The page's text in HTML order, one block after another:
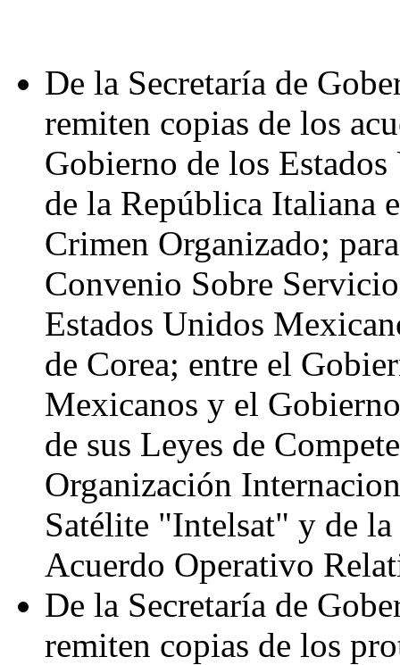
De la Secretaría de
remiten copias de los
Gobierno de los
de la República Italiana
Crimen Organizado;
Convenio Sobre
Estados Unidos
de Corea; entre el
Mexicanos y el
de sus Leyes de
Organización
Satélite "Intelsat" y de
Acuerdo Operativo
De la Secretaría de
remiten copias de los